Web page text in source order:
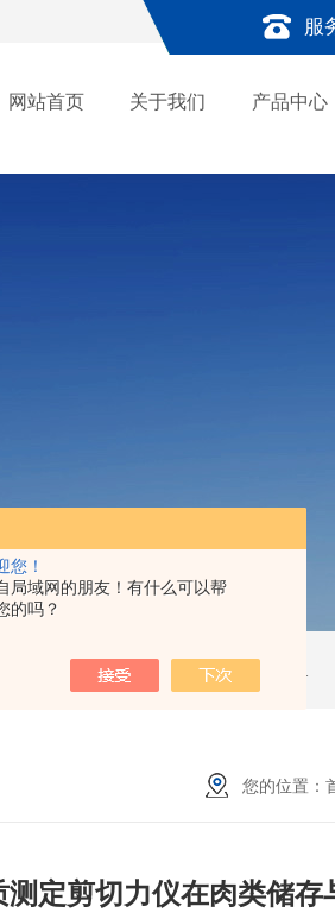
您！
局域网的朋友！有什么可以帮
的吗？
服
网站首页 关于我们 产品中心
子分析仪3600 公驴精子分析仪
您的位置：
测定剪切力仪在肉类储